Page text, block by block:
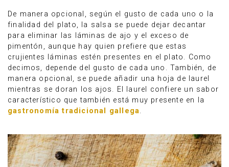
De manera opcional, según el gusto de cada uno o la
finalidad del plato, la salsa se puede dejar decantar
para eliminar las láminas de ajo y el exceso de
pimentón, aunque hay quien prefiere que estas
crujientes láminas estén presentes en el plato. Como
decimos, depende del gusto de cada uno. También, de
manera opcional, se puede añadir una hoja de laurel
mientras se doran los ajos. El laurel confiere un sabor
característico que también está muy presente en la
gastronomía tradicional gallega.